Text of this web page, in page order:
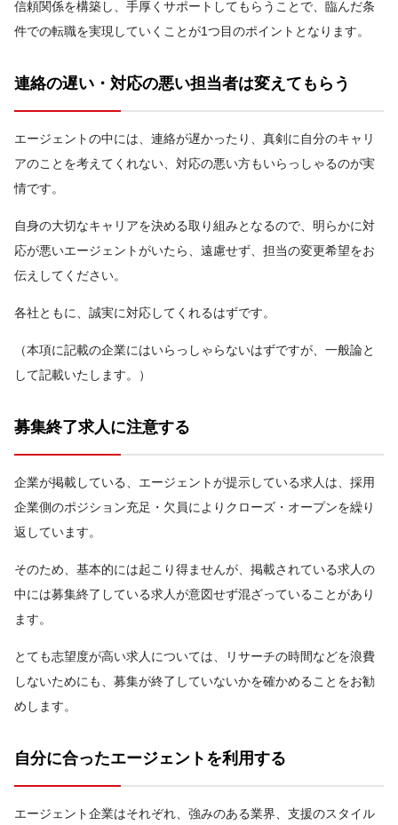
信頼関係を構築し、手厚くサポートしてもらうことで、臨んだ条
件での転職を実現していくことが1つ目のポイントとなります。
連絡の遅い・対応の悪い担当者は変えてもらう
エージェントの中には、連絡が遅かったり、真剣に自分のキャリ
アのことを考えてくれない、対応の悪い方もいらっしゃるのが実
情です。
自身の大切なキャリアを決める取り組みとなるので、明らかに対
応が悪いエージェントがいたら、遠慮せず、担当の変更希望をお
伝えしてください。
各社ともに、誠実に対応してくれるはずです。
（本項に記載の企業にはいらっしゃらないはずですが、一般論と
して記載いたします。）
募集終了求人に注意する
企業が掲載している、エージェントが提示している求人は、採用
企業側のポジション充足・欠員によりクローズ・オープンを繰り
返しています。
そのため、基本的には起こり得ませんが、掲載されている求人の
中には募集終了している求人が意図せず混ざっていることがあり
ます。
とても志望度が高い求人については、リサーチの時間などを浪費
しないためにも、募集が終了していないかを確かめることをお勧
めします。
自分に合ったエージェントを利用する
エージェント企業はそれぞれ、強みのある業界、支援のスタイル